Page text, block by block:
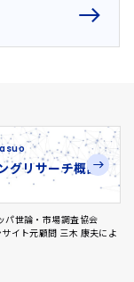
グリサーチ概論
パ世論・市場調査協会
イト元顧問 三木 康夫によ